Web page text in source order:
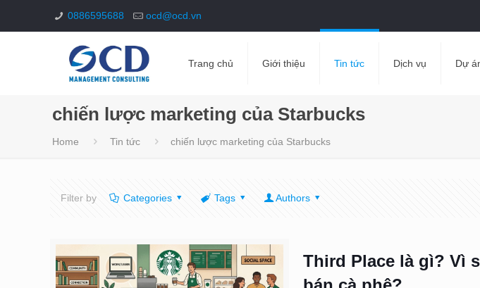
0886595688 ocd@ocd.vn
Trang chủ Giới thiệu Tin tức Dịch vụ Dự
chiến lược marketing của Starbucks
Home Tin tức chiến lược marketing của Starbucks
Filter by Categories Tags Authors
Third Place là gì? Vì